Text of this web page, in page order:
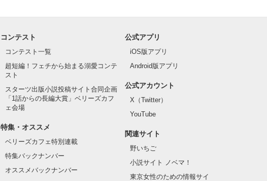
コンテスト
コンテスト一覧
超短編！フェチから始まる溺愛コンテ
スト
スターツ出版小説投稿サイト合同企画
「1話からの長編大賞」ベリーズカフ
ェ会場
特集・オススメ
ベリーズカフェ特別連載
特集バックナンバー
オススメバックナンバー
公式アプリ
iOS版アプリ
Android版アプリ
公式アカウント
X（Twitter）
YouTube
関連サイト
野いちご
小説サイト ノベマ！
東京女性のための情報サイ